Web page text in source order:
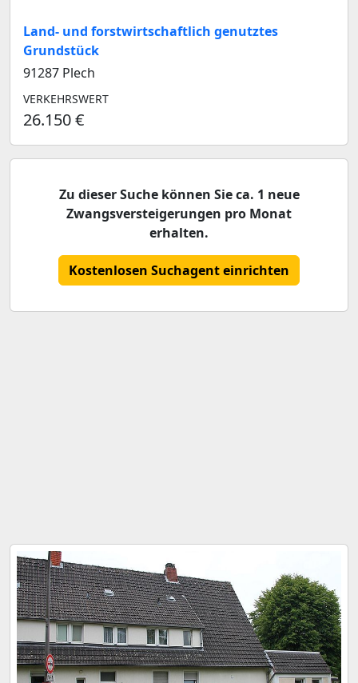
Land- und forstwirtschaftlich genutztes
Grundstück
91287 Plech
VERKEHRSWERT
26.150 €
Zu dieser Suche können Sie ca. 1 neue
Zwangsversteigerungen pro Monat
erhalten.
Kostenlosen Suchagent einrichten